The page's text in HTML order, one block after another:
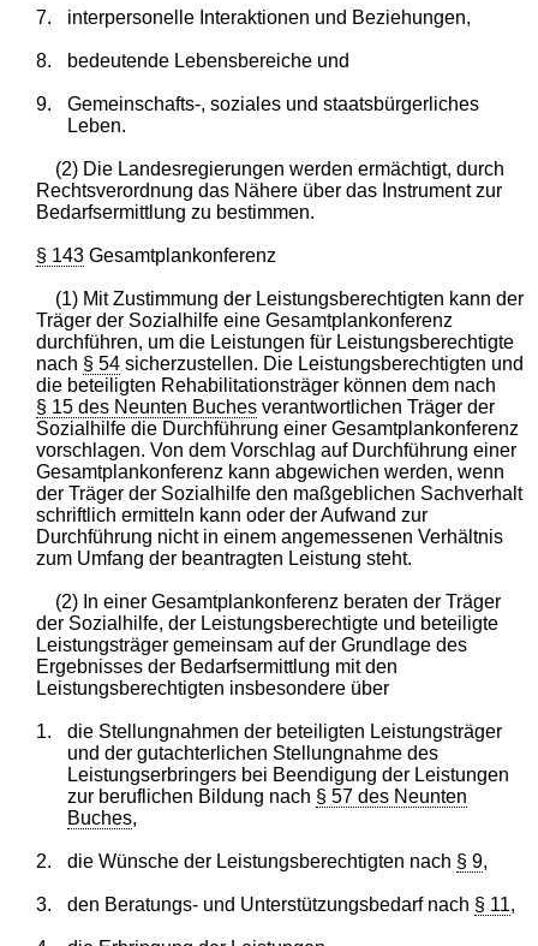
7. interpersonelle Interaktionen und Beziehungen,
8. bedeutende Lebensbereiche und
9.
Gemeinschafts-, soziales und staatsbürgerliches
Leben.
(2) Die Landesregierungen werden ermächtigt, durch
Rechtsverordnung das Nähere über das Instrument zur
Bedarfsermittlung zu bestimmen.
§ 143 Gesamtplankonferenz
(1) Mit Zustimmung der Leistungsberechtigten kann der
Träger der Sozialhilfe eine Gesamtplankonferenz
durchführen, um die Leistungen für Leistungsberechtigte
nach § 54 sicherzustellen. Die Leistungsberechtigten und
die beteiligten Rehabilitationsträger können dem nach
§ 15 des Neunten Buches verantwortlichen Träger der
Sozialhilfe die Durchführung einer Gesamtplankonferenz
vorschlagen. Von dem Vorschlag auf Durchführung einer
Gesamtplankonferenz kann abgewichen werden, wenn
der Träger der Sozialhilfe den maßgeblichen Sachverhalt
schriftlich ermitteln kann oder der Aufwand zur
Durchführung nicht in einem angemessenen Verhältnis
zum Umfang der beantragten Leistung steht.
(2) In einer Gesamtplankonferenz beraten der Träger
der Sozialhilfe, der Leistungsberechtigte und beteiligte
Leistungsträger gemeinsam auf der Grundlage des
Ergebnisses der Bedarfsermittlung mit den
Leistungsberechtigten insbesondere über
1.
die Stellungnahmen der beteiligten Leistungsträger
und der gutachterlichen Stellungnahme des
Leistungserbringers bei Beendigung der Leistungen
zur beruflichen Bildung nach § 57 des Neunten
Buches,
2. die Wünsche der Leistungsberechtigten nach § 9,
3. den Beratungs- und Unterstützungsbedarf nach § 11,